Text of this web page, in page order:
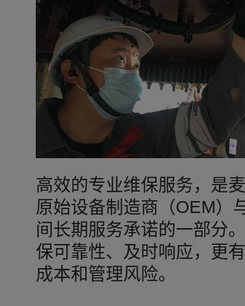
高效的专业维保服务，是
原始设备制造商（OEM）
间长期服务承诺的一部分
保可靠性、及时响应，更
成本和管理风险。